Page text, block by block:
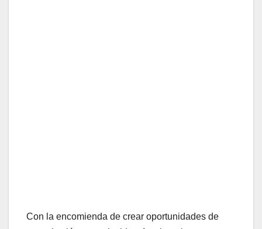
Con la encomienda de crear oportunidades de